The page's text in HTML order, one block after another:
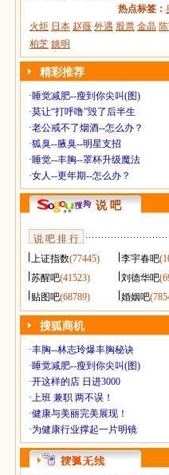
热点标签：
火炬 日本 赵薇 外遇 股票 金晶
柏芝 姚明
精彩推荐
·睡觉减肥--瘦到你尖叫(图)
·莫让“打呼噜”毁了后半生
·老公戒不了烟酒--怎么办？
·狐臭--腋臭--明星支招
·睡觉--丰胸--罩杯升级魔法
·女人--更年期--怎么办？
说 吧
说 吧 排 行
上证指数(77445) 李宇春吧
苏醒吧(41523) 刘德华吧
贴图吧(68789) 婚姻吧
搜狐商机
·丰胸--林志玲爆丰胸秘诀
·睡觉减肥--瘦到你尖叫(图)
·开这样的店 日进3000
·上班 兼职 两不误！
·健康与美丽完美展现！
·为健康行业撑起一片明镜